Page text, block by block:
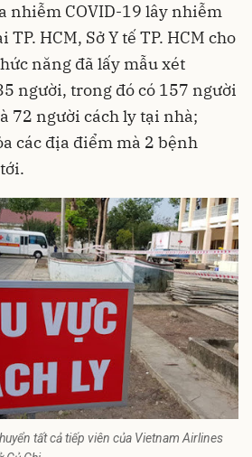
nhiễm COVID-19 lây nhiễm
HCM, Sở Y tế TP. HCM cho
năng đã lấy mẫu xét
người, trong đó có 157 người
72 người cách ly tại nhà;
các địa điểm mà 2 bệnh
tất cả tiếp viên của Vietnam Airlines